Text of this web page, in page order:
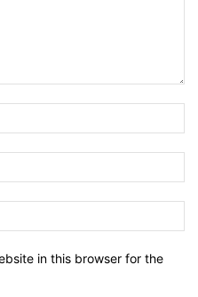
in this browser for the